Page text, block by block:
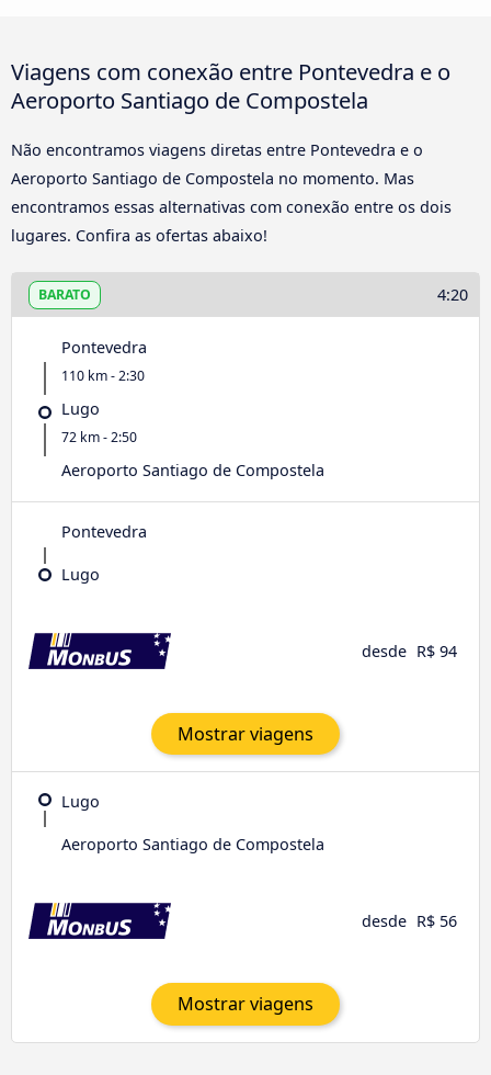
Viagens com conexão entre Pontevedra e o
Aeroporto Santiago de Compostela
Não encontramos viagens diretas entre Pontevedra e o
Aeroporto Santiago de Compostela no momento. Mas
encontramos essas alternativas com conexão entre os dois
lugares. Confira as ofertas abaixo!
BARATO 4:20
Pontevedra
110 km - 2:30
Lugo
72 km - 2:50
Aeroporto Santiago de Compostela
Pontevedra
Lugo
desde R$ 94
Mostrar viagens
Lugo
Aeroporto Santiago de Compostela
desde R$ 56
Mostrar viagens